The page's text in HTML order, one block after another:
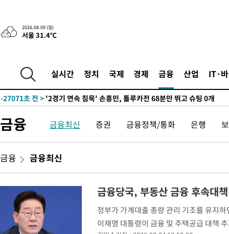
2026.08.09 (일)
서울 31.4℃
실시간 정치 국제 경제 금융 산업 IT·
-27872초 전 >
"얼마나 더웠으면"…안동 물길공원서 헤엄친 구렁이 '소동'
-27799초 전 >
-27071초 전 > '2경기 연속 침묵' 손흥민, 톨루카전 68분만 뛰고 슈팅 0개
-12705초 전 >
'여긴 20도, 저긴 50도'…열화상 카메라로 본 폭염 저감시설 '
-12176초 전 >콜롬비아 신임 우파 대통령 취임 하루만에 차량폭탄 폭발 사건
-5770초 전 >튀르키예 외무장관, "메카 3국 방위협정은 이란이 목표 아냐 "
-96초 전 >[속보]美중부 사령관, 이스라엘 긴급방문 다중화된 전선 상황 논의
30분 전 >美 국방부, 켄달 전 공군장관 보안허가 취소…“에어포스원 기밀정
론 누출”
31분 전 >‘축구의 신’ 아르헨티나 축구 선수 메시의 부친 지병 별세
31분 전 >“美 이란전 무기 소진…북한과 분쟁시 주한 미군 취약해질 수 있어”
금융 금융최신 증권 금융정책/통화 은행
금융 금융최신
금융당국, 부동산 금융 후속대
정부가 가계대출 총량 관리 기조를 유지
이재명 대통령이 금융 및 주택공급 대책